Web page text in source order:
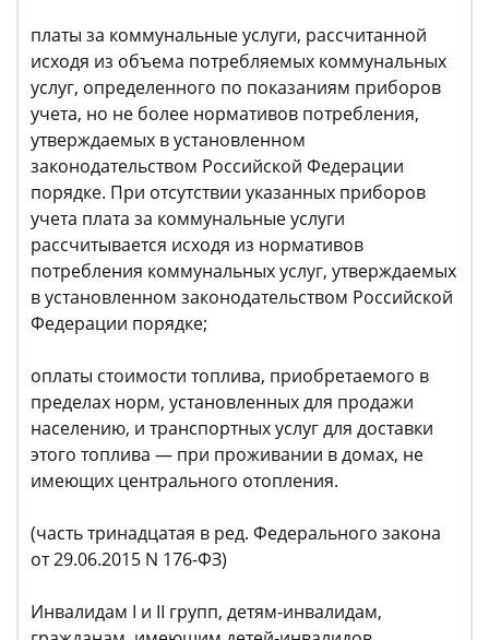
платы за коммунальные услуги, рассчитанной
исходя из объема потребляемых коммунальных
услуг, определенного по показаниям приборов
учета, но не более нормативов потребления,
утверждаемых в установленном
законодательством Российской Федерации
порядке. При отсутствии указанных приборов
учета плата за коммунальные услуги
рассчитывается исходя из нормативов
потребления коммунальных услуг, утверждаемых
в установленном законодательством Российской
Федерации порядке;
оплаты стоимости топлива, приобретаемого в
пределах норм, установленных для продажи
населению, и транспортных услуг для доставки
этого топлива — при проживании в домах, не
имеющих центрального отопления.
(часть тринадцатая в ред. Федерального закона
от 29.06.2015 N 176-ФЗ)
Инвалидам I и II групп, детям-инвалидам,